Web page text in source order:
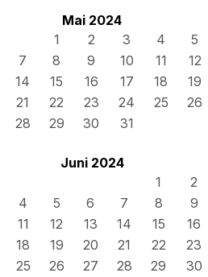
Mai 2024
1
2 3 4
5
7 8 9 10 11
12
14 15 16 17 18
19
21 22 23 24 25
26
28 29 30 31
Juni 2024
1
2
4 5 6 7 8
9
11 12 13 14 15
16
18 19 20 21 22
23
25 26 27 28 29 30